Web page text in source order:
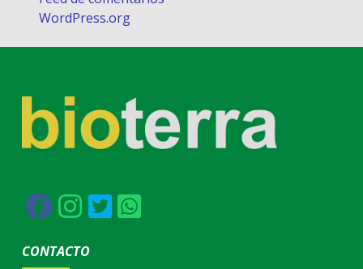
WordPress.org
CONTACTO